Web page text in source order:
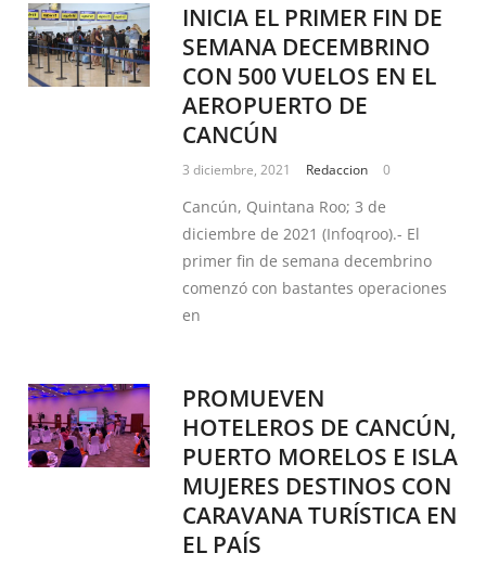
INICIA EL PRIMER FIN DE
SEMANA DECEMBRINO
CON 500 VUELOS EN EL
AEROPUERTO DE
CANCÚN
3 diciembre, 2021 Redaccion 0
Cancún, Quintana Roo; 3 de
diciembre de 2021 (Infoqroo).- El
primer fin de semana decembrino
comenzó con bastantes operaciones
en
PROMUEVEN
HOTELEROS DE CANCÚN,
PUERTO MORELOS E ISLA
MUJERES DESTINOS CON
CARAVANA TURÍSTICA EN
EL PAÍS